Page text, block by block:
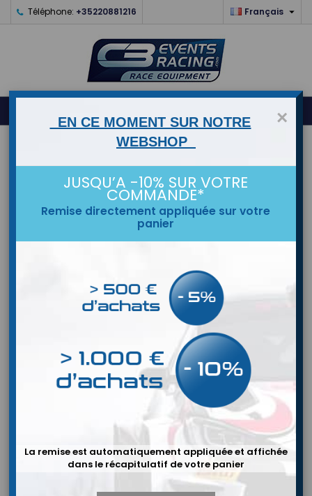
Téléphone: +35220881216 Français 
×
EN CE MOMENT SUR NOTRE
WEBSHOP
JUSQU’A -10% SUR VOTRE
COMMANDE*
Remise directement appliquée sur votre
panier
La remise est automatiquement appliquée et affichée
dans le récapitulatif de votre panier